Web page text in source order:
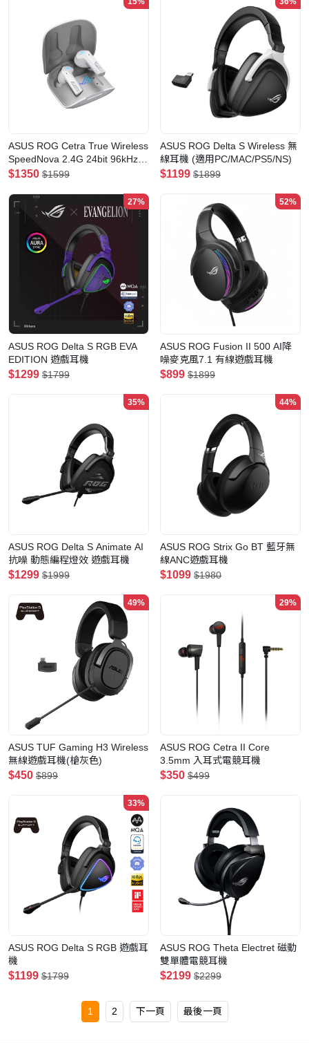
ASUS ROG Cetra True Wireless
SpeedNova 2.4G 24bit 96kHz
ANC 電競真無線耳機(白色)
$1350 $1599
ASUS ROG Delta S Wireless 無
線耳機 (適用PC/MAC/PS5/NS)
$1199 $1899
27%
ASUS ROG Delta S RGB EVA
EDITION 遊戲耳機
$1299 $1799
52%
ASUS ROG Fusion II 500 AI降
噪麥克風7.1 有線遊戲耳機
$899 $1899
35%
ASUS ROG Delta S Animate AI
抗噪 動態編程燈效 遊戲耳機
$1299 $1999
44%
ASUS ROG Strix Go BT 藍牙無
線ANC遊戲耳機
$1099 $1980
49%
ASUS TUF Gaming H3 Wireless
無線遊戲耳機(槍灰色)
$450 $899
29%
ASUS ROG Cetra II Core
3.5mm 入耳式電競耳機
$350 $499
33%
ASUS ROG Delta S RGB 遊戲耳
機
$1199 $1799
ASUS ROG Theta Electret 磁動
雙單體電競耳機
$2199 $2299
1 2 下一頁 最後一頁